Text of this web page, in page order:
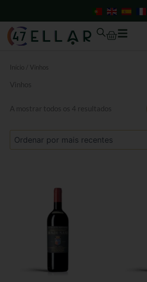
content
Cart
Início / Vinhos
Vinhos
A mostrar todos os 4 resultados
por
mais
recentes